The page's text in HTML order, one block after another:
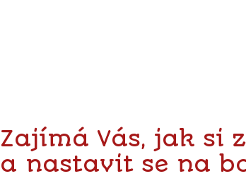
Zajímá Vás, jak si
a nastavit se na